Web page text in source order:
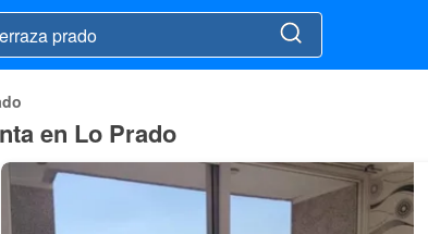
en Lo Prado